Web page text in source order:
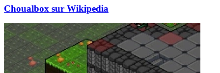
Choualbox sur Wikipedia